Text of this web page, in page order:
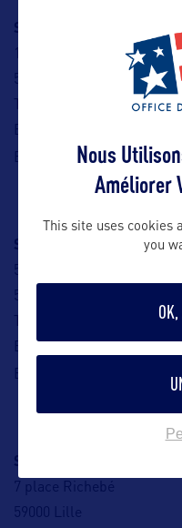
SALAUN HOLIDAYS
133 rue du général de
59110 La Madeleine
Experte USA (Version 11) :
E-mail :
SALAUN HOLIDAYS
55 Mail de la Sambre
59600 Maubeuge
Experte USA (Version 11)
E-mail :
SELECTOUR TRAVELIL
7 place Richebé
59000 Lille
Nous
Améliorer
This site uses
you
OK,